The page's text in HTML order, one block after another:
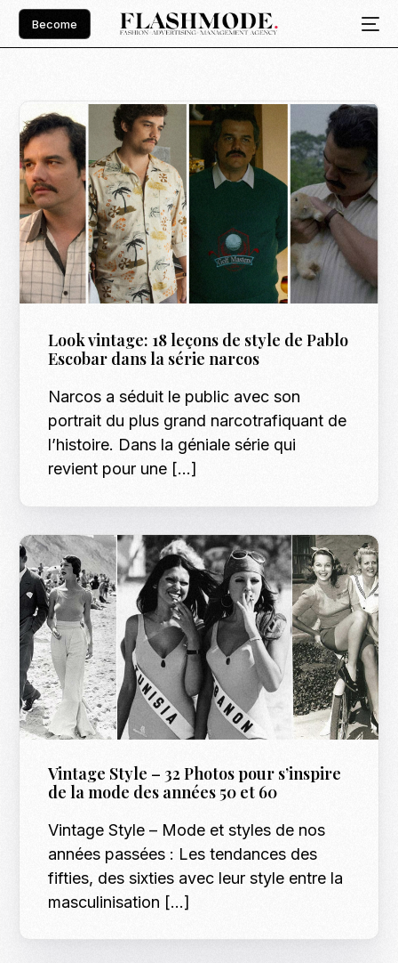
Become
Look vintage: 18 leçons de style de Pablo
Escobar dans la série narcos
Narcos a séduit le public avec son
portrait du plus grand narcotrafiquant de
l’histoire. Dans la géniale série qui
revient pour une […]
Vintage Style – 32 Photos pour s’inspire
de la mode des années 50 et 60
Vintage Style – Mode et styles de nos
années passées : Les tendances des
fifties, des sixties avec leur style entre la
masculinisation […]